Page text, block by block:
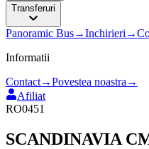
Transferuri
Panoramic Bus→Inchirieri →
Informatii
Contact→Povestea noastra →
Afiliat
RO0451
SCANDINAVIA